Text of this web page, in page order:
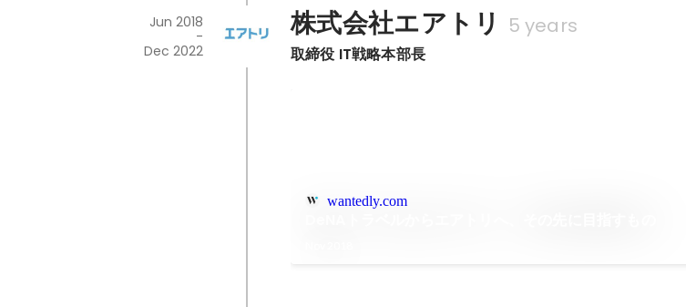
株式会社エアトリ 5 years
取締役 IT戦略本部長
Jun 2018
-
Dec 2022
wantedly.com